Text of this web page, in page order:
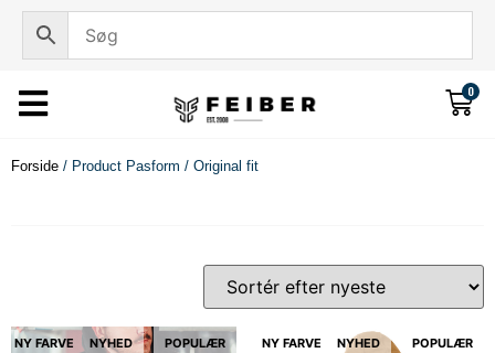
0
Forside / Product Pasform / Original fit
NY FARVE NYHED POPULÆR NY FARVE NYHED POPULÆR